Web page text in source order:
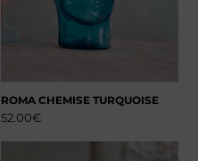
ROMA CHEMISE TURQUOISE
52.00€